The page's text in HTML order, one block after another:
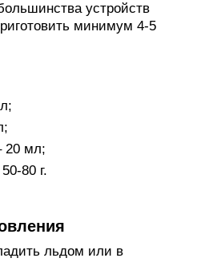
устройств
минимум 4-5
20 мл;
80 г.
льдом или в